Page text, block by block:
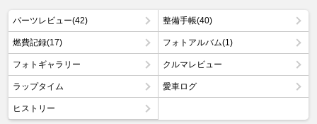
パーツレビュー(42) 整備手帳(40)
燃費記録(17) フォトアルバム(1)
フォトギャラリー クルマレビュー
ラップタイム 愛車ログ
ヒストリー